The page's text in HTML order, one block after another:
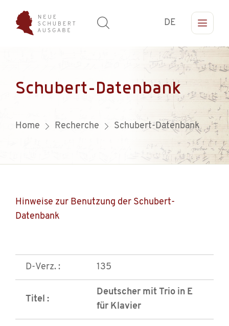
DE
Schubert-Datenbank
Home Recherche Schubert-Datenbank
Hinweise zur Benutzung der Schubert-
Datenbank
D-Verz. : 135
Titel :
Deutscher mit Trio in E
für Klavier